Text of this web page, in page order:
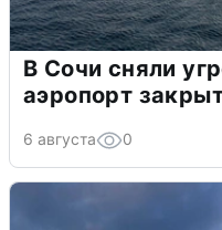
В Сочи сняли
аэропорт
6 августа 0